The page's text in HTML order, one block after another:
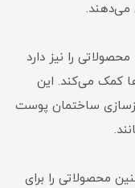
می‌دهند.
را نیز دارد
کمک می‌کند. این
ساختمان پوست
محصولاتی را برای